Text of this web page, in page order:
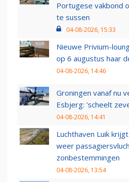
Portugese vakbond
te sussen
04-08-2026, 15:33
Nieuwe Privium-
op 6 augustus haar
04-08-2026, 14:46
Groningen vanaf nu
Esbjerg: 'scheelt
04-08-2026, 14:41
Luchthaven Luik
weer
zonbestemmingen
04-08-2026, 13:54